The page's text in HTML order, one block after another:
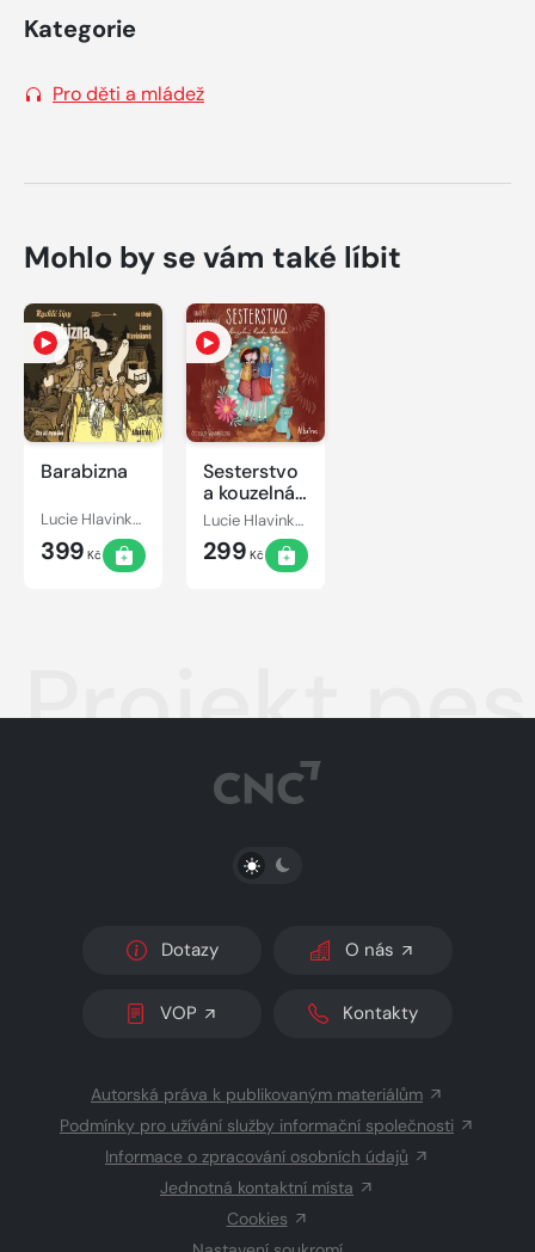
Kategorie
Pro děti a mládež
Mohlo by se vám také líbit
Barabizna
Lucie Hlavinková
399 Kč
Sesterstvo
a kouzelná
kočka
Fabiola
Lucie Hlavinková
299 Kč
Projekt
PŘEPNOUT SVĚTLÝ/TMAVÝ REŽIM
Dotazy O nás
VOP Kontakty
Autorská práva k publikovaným materiálům
Podmínky pro užívání služby informační společnosti
Informace o zpracování osobních údajů
Jednotná kontaktní místa
Cookies